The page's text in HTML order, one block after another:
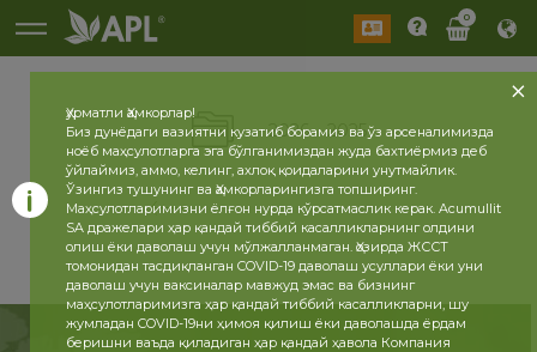
0
2026 2025
Ҳурматли Ҳамкорлар!
Биз дунёдаги вазиятни кузатиб борамиз ва ўз арсеналимизда
ноёб маҳсулотларга эга бўлганимиздан жуда бахтиёрмиз деб
ўйлаймиз, аммо, келинг, ахлоқ қоидаларини унутмайлик.
Ўзингиз тушунинг ва Ҳамкорларингизга топширинг.
Маҳсулотларимизни ёлғон нурда кўрсатмаслик керак. Acumullit
SA дражелари ҳар қандай тиббий касалликларнинг олдини
олиш ёки даволаш учун мўлжалланмаган. Ҳозирда ЖССТ
томонидан тасдиқланган COVID-19 даволаш усуллари ёки уни
даволаш учун ваксиналар мавжуд эмас ва бизнинг
маҳсулотларимизга ҳар қандай тиббий касалликларни, шу
жумладан COVID-19ни ҳимоя қилиш ёки даволашда ёрдам
беришни ваъда қиладиган ҳар қандай ҳавола Компания